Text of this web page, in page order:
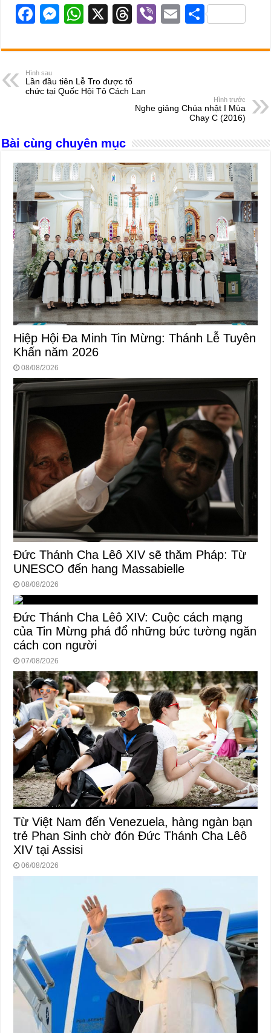
F
c
e
b
k
M
ss
n
W
at
s
A
X
T
e
d
s
Vi
er
E
ail
S
ar
Hình sau
Lần đầu tiên Lễ Tro được tổ
chức tại Quốc Hội Tô Cách Lan
Hình trước
Nghe giảng Chúa nhật I Mùa
Chay C (2016)
Bài cùng chuyên mục
Hiệp Hội Đa Minh Tin Mừng: Thánh Lễ Tuyên
Khấn năm 2026
08/08/2026
Đức Thánh Cha Lêô XIV sẽ thăm Pháp: Từ
UNESCO đến hang Massabielle
08/08/2026
Đức Thánh Cha Lêô XIV: Cuộc cách mạng
của Tin Mừng phá đổ những bức tường ngăn
cách con người
07/08/2026
Từ Việt Nam đến Venezuela, hàng ngàn bạn
trẻ Phan Sinh chờ đón Đức Thánh Cha Lêô
XIV tại Assisi
06/08/2026